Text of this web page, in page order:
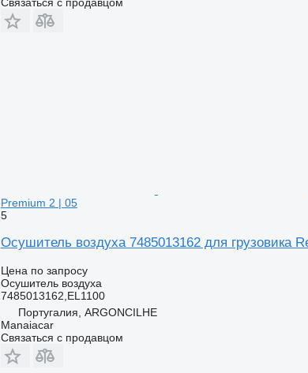
Premium 2 | 05
5
Осушитель воздуха 7485013162 для грузовика
Цена по запросу
Осушитель воздуха
7485013162,EL1100
Португалия, ARGONCILHE
Manaiacar
Связаться с продавцом